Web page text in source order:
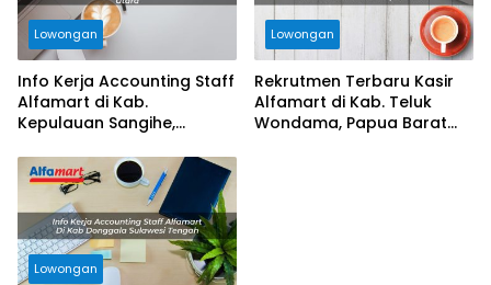
Lowongan
Info Kerja Accounting Staff
Alfamart di Kab.
Kepulauan Sangihe,
Lowongan
Rekrutmen Terbaru Kasir
Alfamart di Kab. Teluk
Wondama, Papua Barat
Lowongan